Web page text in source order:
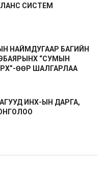
СИСТЕМ
НАЙМДУГААР БАГИЙН
“СУМЫН
ӨӨР ШАЛГАРЛАА
ИНХ-ЫН ДАРГА,